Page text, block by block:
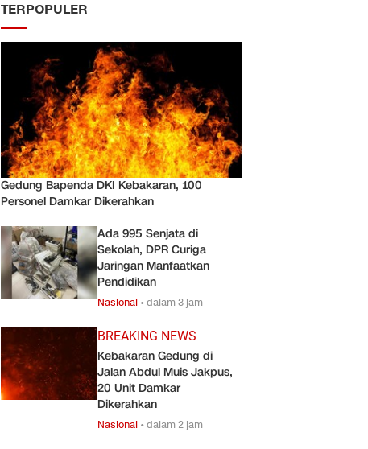
TERPOPULER
Gedung Bapenda DKI Kebakaran, 100
Personel Damkar Dikerahkan
Ada 995 Senjata di
Sekolah, DPR Curiga
Jaringan Manfaatkan
Pendidikan
Nasional •dalam 3 jam
BREAKING NEWS
Kebakaran Gedung di
Jalan Abdul Muis Jakpus,
20 Unit Damkar
Dikerahkan
Nasional •dalam 2 jam